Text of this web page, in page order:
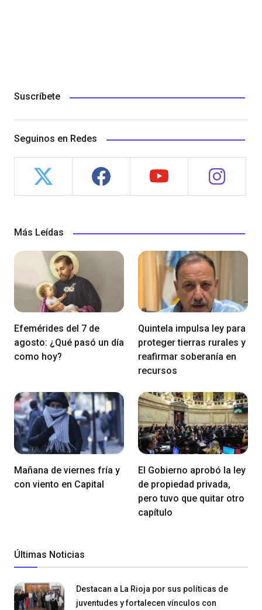
Suscríbete
Seguinos en Redes
Más Leídas
Efemérides del 7 de
agosto: ¿Qué pasó un día
como hoy?
Quintela impulsa ley para
proteger tierras rurales y
reafirmar soberanía en
recursos
Mañana de viernes fría y
con viento en Capital
El Gobierno aprobó la ley
de propiedad privada,
pero tuvo que quitar otro
capítulo
Últimas Noticias
Destacan a La Rioja por sus políticas de
juventudes y fortalecen vínculos con